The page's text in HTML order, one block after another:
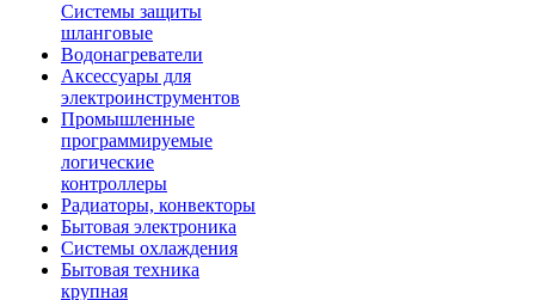
Системы защиты
шланговые
Водонагреватели
Аксессуары для
электроинструментов
Промышленные
программируемые
логические
контроллеры
Радиаторы, конвекторы
Бытовая электроника
Системы охлаждения
Бытовая техника
крупная